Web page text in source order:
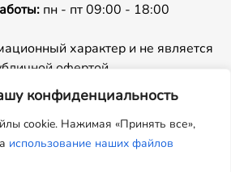
конфиденциальность
cookie. Нажимая «Принять все»,
использование наших файлов
пн - пт 09:00 - 18:00
характер и не является
офертой.
с сайта запрещено.